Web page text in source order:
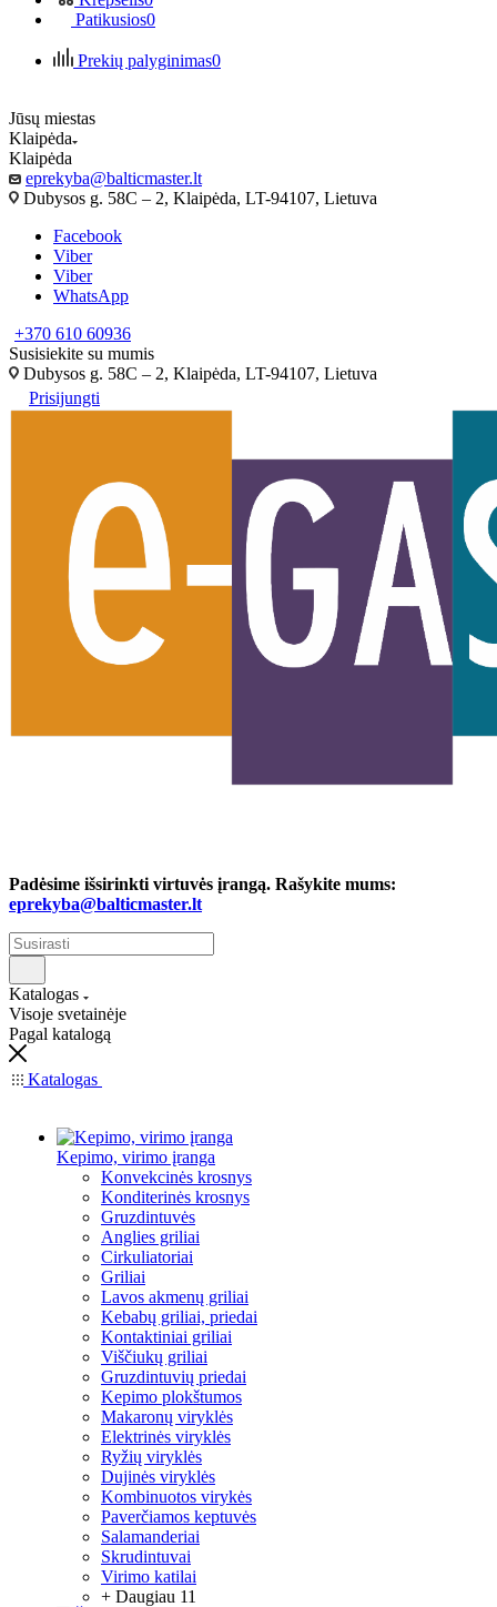
Patikusios0
Prekių palyginimas0
Jūsų miestas
Klaipėda
Klaipėda
eprekyba@balticmaster.lt
Dubysos g. 58C – 2, Klaipėda, LT-94107, Lietuva
Facebook
Viber
Viber
WhatsApp
+370 610 60936
Susisiekite su mumis
Dubysos g. 58C – 2, Klaipėda, LT-94107, Lietuva
Prisijungti
Padėsime išsirinkti virtuvės įrangą. Rašykite mums:
eprekyba@balticmaster.lt
Katalogas
Visoje svetainėje
Pagal katalogą
Katalogas
Kepimo, virimo įranga
Konvekcinės krosnys
Konditerinės krosnys
Gruzdintuvės
Anglies griliai
Cirkuliatoriai
Griliai
Lavos akmenų griliai
Kebabų griliai, priedai
Kontaktiniai griliai
Viščiukų griliai
Gruzdintuvių priedai
Kepimo plokštumos
Makaronų viryklės
Elektrinės viryklės
Ryžių viryklės
Dujinės viryklės
Kombinuotos virykės
Paverčiamos keptuvės
Salamanderiai
Skrudintuvai
Virimo katilai
+ Daugiau 11